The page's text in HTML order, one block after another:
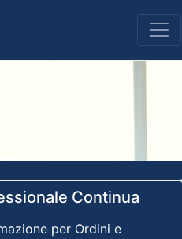
Continua
per Ordini e